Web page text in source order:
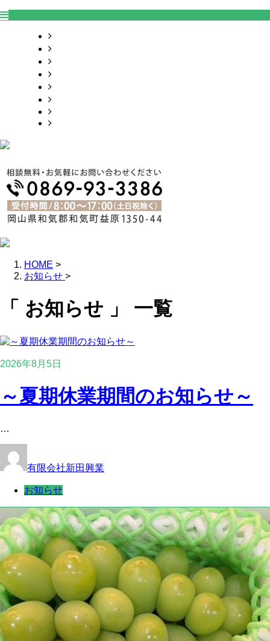
HOME >
お知らせ >
「 お知らせ 」 一覧
2026年8月5日
～夏期休業期間のお知らせ～
…
有限会社新田興業
お知らせ